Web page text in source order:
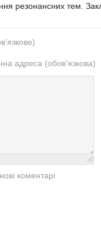
резонансних тем.
адреса (обов'язкова)
коментарі